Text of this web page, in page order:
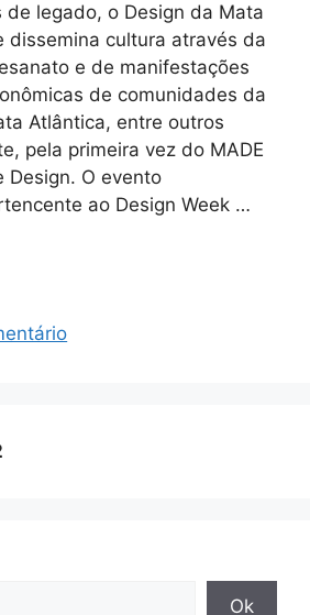
de legado, o Design da Mata
dissemina cultura através da
e de manifestações
de comunidades da
Atlântica, entre outros
pela primeira vez do MADE
Design. O evento
ao Design Week …
Ok